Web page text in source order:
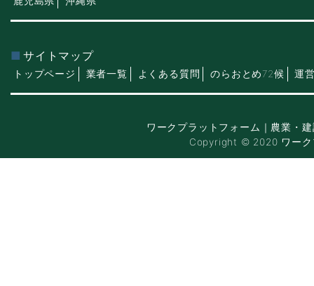
サイトマップ
トップページ 業者一覧 よくある質問 のらおとめ72候 運
ワークプラットフォーム｜農業・
Copyright © 2020 ワーク